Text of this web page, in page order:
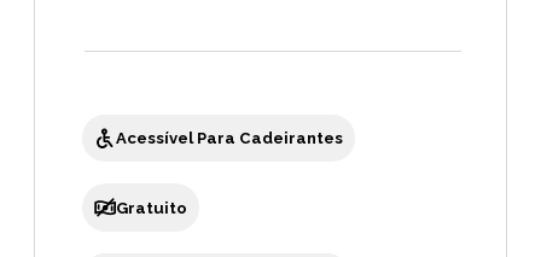
Acessível Para Cadeirantes
Gratuito